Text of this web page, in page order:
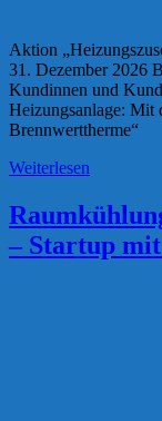
Aktion
31. Dezember 2026
Kundinnen und
Heizungsanlage: Mit
Brennwerttherme“
Weiterlesen
– Startup